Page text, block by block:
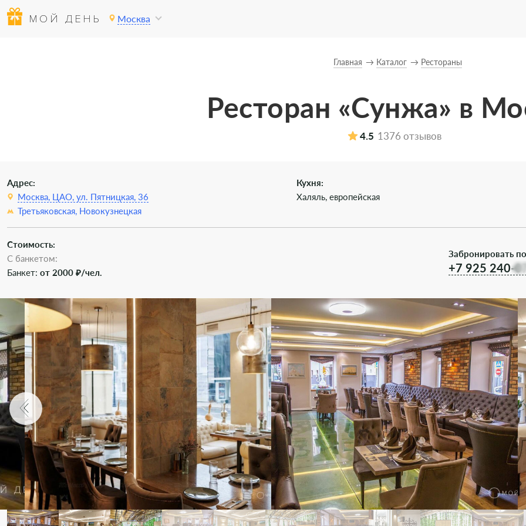
МОЙ ДЕНЬ Москва
Главная Каталог Рестораны
Ресторан «Сунжа» в
4.5 1376 отзывов
Адрес:
Москва, ЦАО, ул. Пятницкая, 36
Третьяковская, Новокузнецкая
Кухня:
Халяль, европейская
Стоимость:
С банкетом:
Банкет: от 2000 ₽/чел.
Забронировать
+7 925 240-